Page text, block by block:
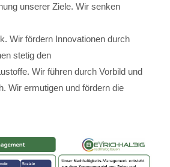
unserer Ziele. Wir senken
Wir fördern Innovationen durch
stetig den
Wir führen durch Vorbild und
Wir ermutigen und fördern die